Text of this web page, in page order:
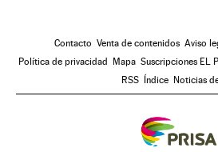
Contacto Venta de contenidos Aviso
Política de privacidad
Mapa Suscripciones EL
RSS
Índice Noticias